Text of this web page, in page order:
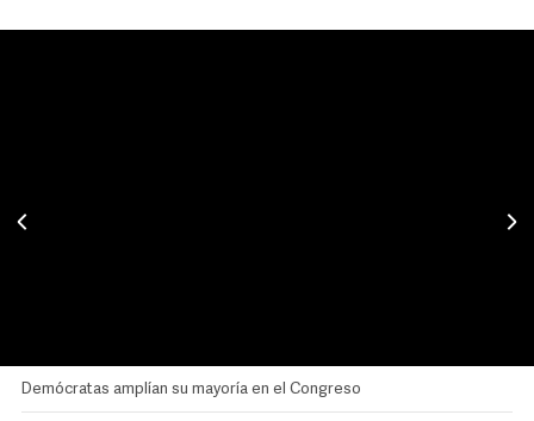
Demócratas amplían su mayoría en el Congreso